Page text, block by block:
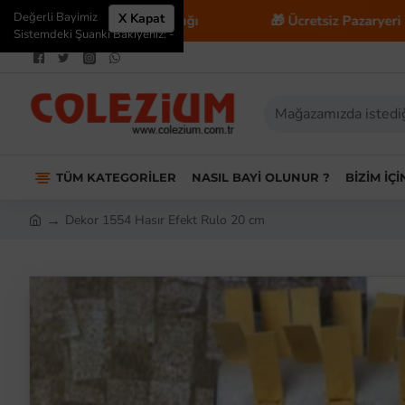
Ticaret Danışmanlığı 🎁 Ücretsiz Pazaryeri
TÜM KATEGORILER NASIL BAYI OLUNUR ? BIZIM
X Kapat
Değerli Bayimiz
Sistemdeki Şuanki Bakiyeniz: -
Dekor 1554 Hasır Efekt Rulo 20 cm